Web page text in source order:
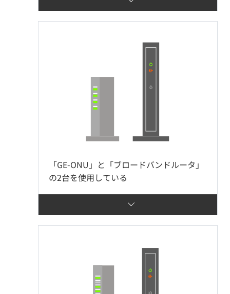
「GE-ONU」と「ブロードバンドルータ」
の2台を使用している